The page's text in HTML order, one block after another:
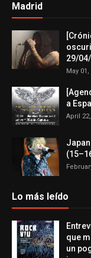
Madrid
29/
May 01,
a
April
Lo más leído
que
un